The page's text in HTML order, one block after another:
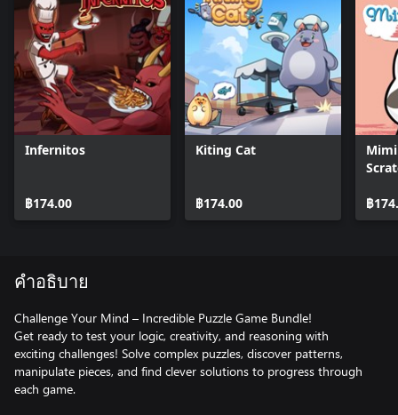
Infernitos
฿174.00
Kiting Cat
฿174.00 ฿
คำอธิบาย
Challenge Your Mind – Incredible Puzzle Game Bundle!
Get ready to test your logic, creativity, and reasoning with
exciting challenges! Solve complex puzzles, discover patterns,
manipulate pieces, and find clever solutions to progress through
each game.